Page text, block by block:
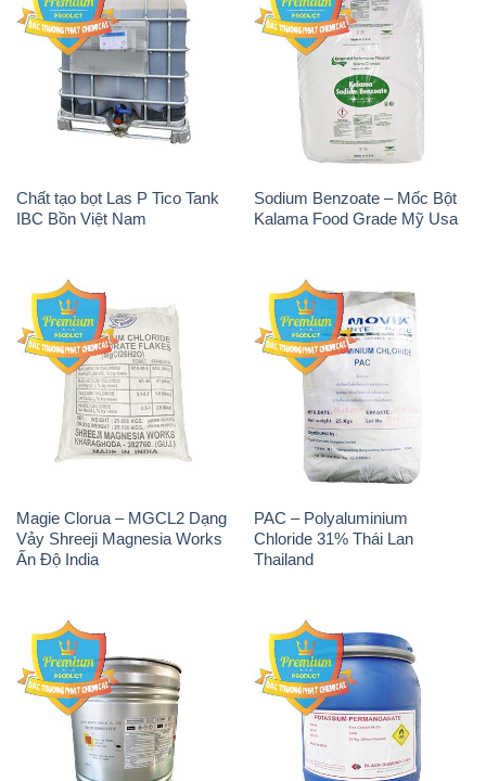
Chất tạo bọt Las P Tico Tank
IBC Bồn Việt Nam
Sodium Benzoate – Mốc Bột
Kalama Food Grade Mỹ Usa
Magie Clorua – MGCL2 Dạng
Vảy Shreeji Magnesia Works
Ấn Độ India
PAC – Polyaluminium
Chloride 31% Thái Lan
Thailand